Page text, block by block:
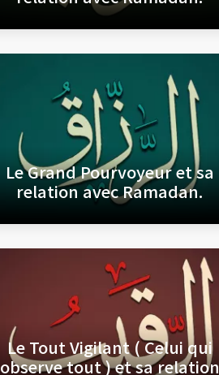
Le Grand Pourvoyeur et sa
relation avec Ramadan.
Le Tout Vigilant ( Celui qui
observe tout ) et sa relation